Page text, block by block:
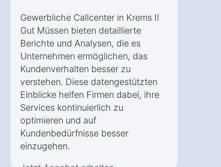
Gewerbliche Callcenter in Krems II
Gut Müssen bieten detaillierte
Berichte und Analysen, die es
Unternehmen ermöglichen, das
Kundenverhalten besser zu
verstehen. Diese datengestützten
Einblicke helfen Firmen dabei, ihre
Services kontinuierlich zu
optimieren und auf
Kundenbedürfnisse besser
einzugehen.